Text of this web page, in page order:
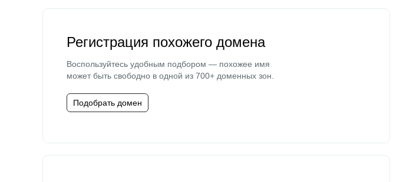
Регистрация похожего домена
Воспользуйтесь удобным подбором — похожее имя
может быть свободно в одной из 700+ доменных зон.
Подобрать домен